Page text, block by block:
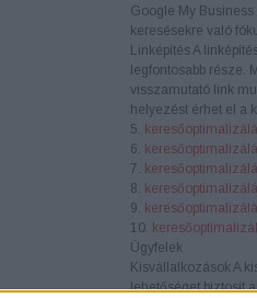
Google My
keresésekre való
LinképítésA
legfontosabb része.
visszamutató link
helyezést érhet el a
5.
6.
7.
8.
9.
10.
Ügyfelek
KisvállalkozásokA
lehetőséget biztosít